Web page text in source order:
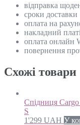
відправка
сроки доставки
оплата на
накладний
оплата онлайн
повернення
Схожi товари
Спідниця
S
1'299 UAH У